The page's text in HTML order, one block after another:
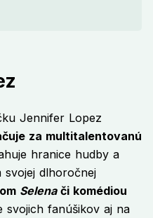
Jennifer Lopez
za multitalentovanú
hranice hudby a
svojej dlhoročnej
Selena či komédiou
svojich fanúšikov aj na